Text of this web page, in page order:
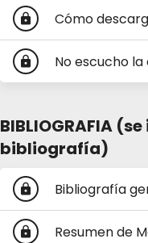
lock Cómo
lock No escucho
BIBLIOGRAFIA
bibliografía)
lock Bibliografía
lock Resumen de